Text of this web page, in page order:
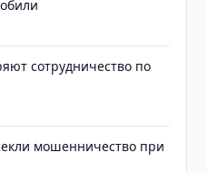
сотрудничество по
мошенничество при